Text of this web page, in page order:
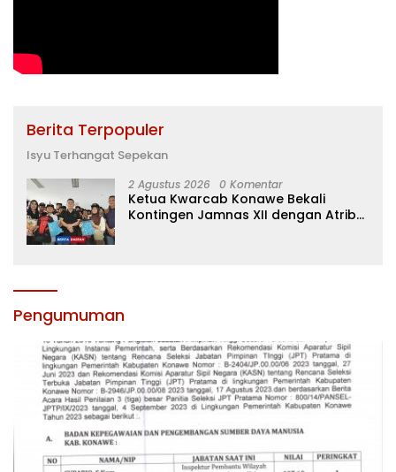
Berita Terpopuler
Isyu Terhangat Sepekan
2 Agustus 2026 0 Komentar
Ketua Kwarcab Konawe Bekali
Kontingen Jamnas XII dengan Atribut
Pengumuman